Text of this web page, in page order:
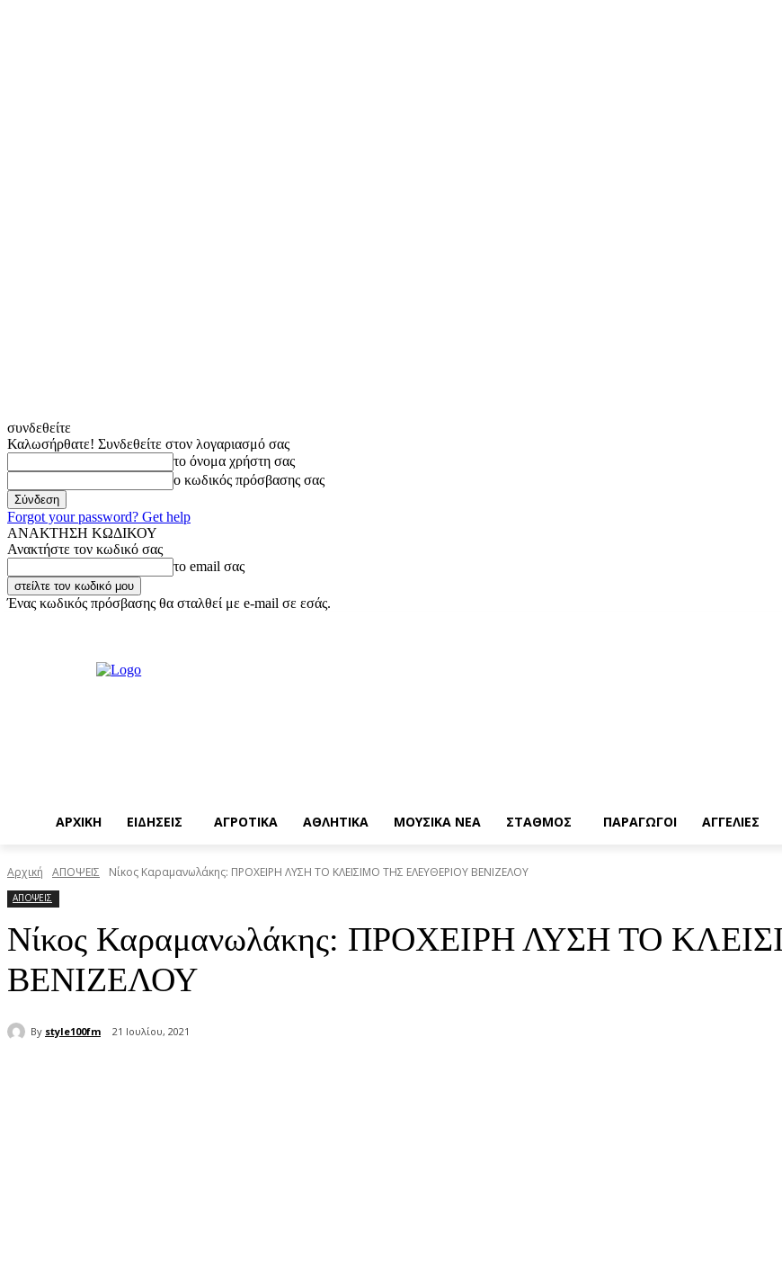
συνδεθείτε
Καλωσήρθατε! Συνδεθείτε στον λογαριασμό σας
το όνομα χρήστη σας
ο κωδικός πρόσβασης σας
Forgot your password? Get help
ΑΝΑΚΤΗΣΗ ΚΩΔΙΚΟΥ
Ανακτήστε τον κωδικό σας
το email σας
Ένας κωδικός πρόσβασης θα σταλθεί με e-mail σε εσάς.
ΑΡΧΙΚΗ ΕΙΔΗΣΕΙΣ ΑΓΡΟΤΙΚΑ ΑΘΛΗΤΙΚΑ ΜΟΥΣΙΚΑ ΝΕΑ ΣΤΑΘΜΟΣ ΠΑΡΑΓΩΓΟΙ ΑΓΓΕΛΙΕΣ
Αρχική ΑΠΟΨΕΙΣ Νίκος Καραμανωλάκης: ΠΡΟΧΕΙΡΗ ΛΥΣΗ ΤΟ ΚΛΕΙΣΙΜΟ ΤΗΣ ΕΛΕΥΘΕΡΙΟΥ ΒΕΝΙΖΕΛΟΥ
ΑΠΟΨΕΙΣ
Νίκος Καραμανωλάκης: ΠΡΟΧΕΙΡΗ ΛΥΣΗ ΤΟ
ΒΕΝΙΖΕΛΟΥ
By style100fm 21 Ιουλίου, 2021